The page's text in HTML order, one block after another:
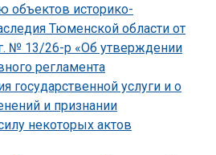
объектов историко-
Тюменской области от
№ 13/26-р «Об утверждении
регламента
государственной услуги и о
и признании
некоторых актов